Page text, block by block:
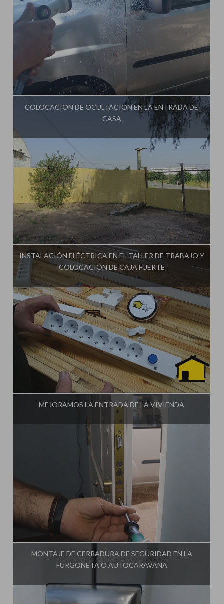
Influencer:
COLOCACIÓN DE OCULTACIÓN EN LA ENTRADA DE
CASA
Influencer: Ginessot
INSTALACIÓN ELÉCTRICA EN EL TALLER DE TRABAJO Y
COLOCACIÓN DE CAJA FUERTE
Influencer:Ginessot
MEJORAMOS LA ENTRADA DE LA VIVIENDA
Influencer: Ginessot
MONTAJE DE CERRADURA DE SEGURIDAD EN LA
FURGONETA O AUTOCARAVANA